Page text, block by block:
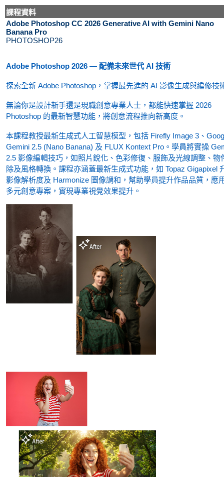
課程資料
Adobe Photoshop CC 2026 Generative AI with Gemini Nano
Banana Pro
PHOTOSHOP26
Adobe Photoshop 2026 — 配備未來世代 AI 技術
探索全新 Adobe Photoshop，掌握最先進的 AI 影像生成與編修技
無論你是設計新手還是現職創意專業人士，都能快速掌握 2026
Photoshop 的最新智慧功能，將創意流程推向新高度。
本課程教授最新生成式人工智慧模型，包括 Firefly Image 3、
Gemini 2.5 (Nano Banana) 及 FLUX Kontext Pro。學員將實操
2.5 影像編輯技巧，如照片銳化、色彩修復、服飾及光線調整、物
除及風格轉換。課程亦涵蓋最新生成式功能，如 Topaz Gigapixel
影像解析度及 Harmonize 圖像調和，幫助學員提升作品品質，應
多元創意專案，實現專業視覺效果提升。